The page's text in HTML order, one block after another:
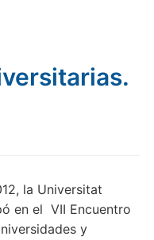
la Universitat
en el VII Encuentro
y